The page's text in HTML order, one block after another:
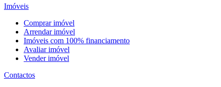
Imóveis
Comprar imóvel
Arrendar imóvel
Imóveis com 100% financiamento
Avaliar imóvel
Vender imóvel
Contactos